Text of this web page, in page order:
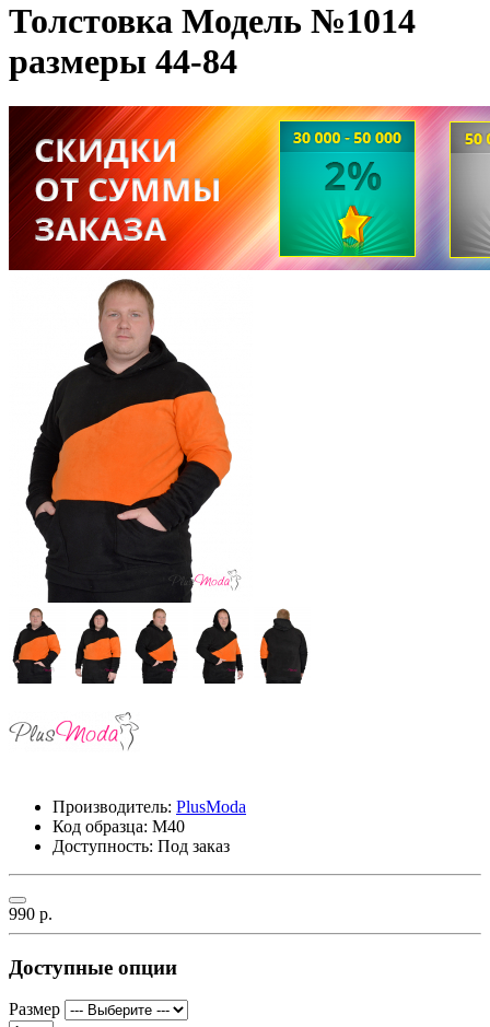
Толстовка Модель №1014
размеры 44-84
Производитель: PlusModa
Код образца: М40
Доступность: Под заказ
990 р.
Доступные опции
Размер